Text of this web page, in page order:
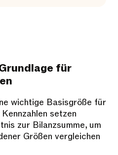
für
wichtige Basisgröße für
setzen
zur Bilanzsumme, um
Größen vergleichen